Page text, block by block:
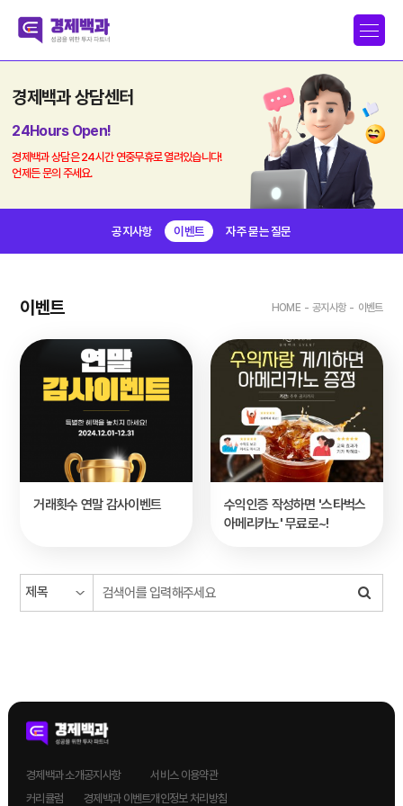
경제백과 상담센터
24Hours Open!
경제백과 상담은 24시간 연중무휴로 열려있습니다!
언제든 문의 주세요.
공지사항 이벤트 자주 묻는 질문
이벤트 HOME - 공지사항 - 이벤트
거래횟수 연말 감사이벤트
수익인증 작성하면 '스타벅스
아메리카노' 무료로~!
경제백과 소개
커리큘럼
공지사항
경제백과 이벤트
서비스 이용약관
개인정보 처리방침